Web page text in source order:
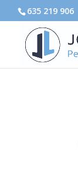
635 219 906